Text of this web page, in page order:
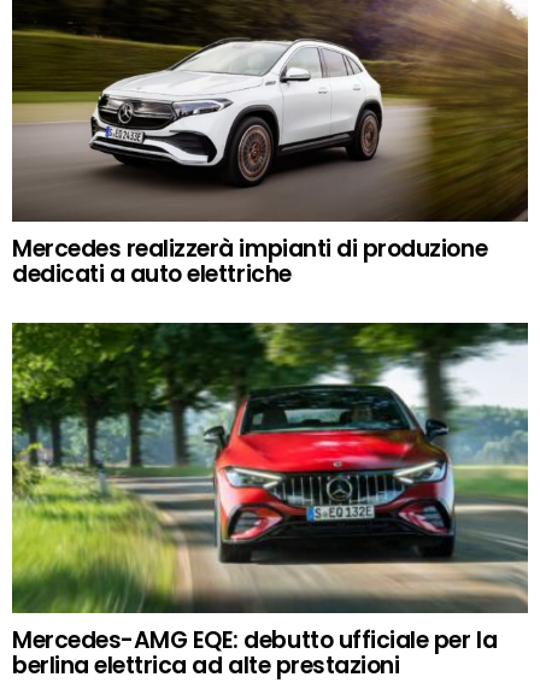
Mercedes realizzerà impianti di produzione
dedicati a auto elettriche
Mercedes-AMG EQE: debutto ufficiale per la
berlina elettrica ad alte prestazioni